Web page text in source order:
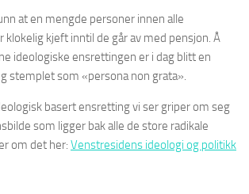
at en mengde personer innen alle
klokelig kjeft inntil de går av med pensjon. Å
ideologiske ensrettingen er i dag blitt en
stemplet som «persona non grata».
basert ensretting vi ser griper om seg
som ligger bak alle de store radikale
om det her: Venstresidens ideologi og politikk